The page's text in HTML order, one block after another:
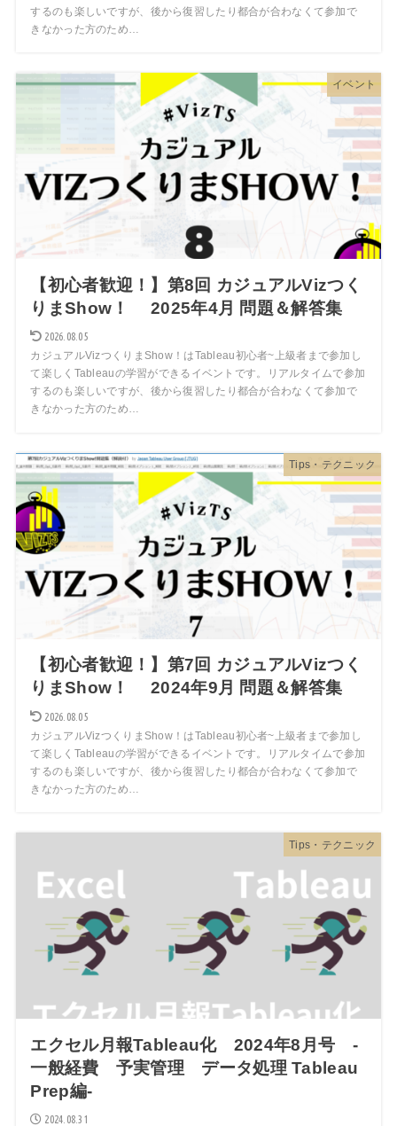
するのも楽しいですが、後から復習したり都合が合わなくて参加で
きなかった方のため…
イベント
【初心者歓迎！】第8回 カジュアルVizつく
りまShow！ 2025年4月 問題＆解答集
2026.08.05
カジュアルVizつくりまShow！はTableau初心者~上級者まで参加し
て楽しくTableauの学習ができるイベントです。リアルタイムで参加
するのも楽しいですが、後から復習したり都合が合わなくて参加で
きなかった方のため…
Tips・テクニック
【初心者歓迎！】第7回 カジュアルVizつく
りまShow！ 2024年9月 問題＆解答集
2026.08.05
カジュアルVizつくりまShow！はTableau初心者~上級者まで参加し
て楽しくTableauの学習ができるイベントです。リアルタイムで参加
するのも楽しいですが、後から復習したり都合が合わなくて参加で
きなかった方のため…
Tips・テクニック
エクセル月報Tableau化 2024年8月号 -
一般経費 予実管理 データ処理 Tableau
Prep編-
2024.08.31